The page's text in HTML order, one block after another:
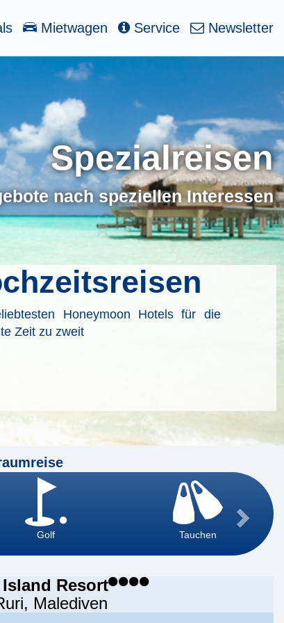
Mietwagen Service Newsletter
Spezialreisen
nach speziellen Interessen
Honeymoon Hotels für die
Zeit zu zweit
Golf Tauchen
Resort
Malediven